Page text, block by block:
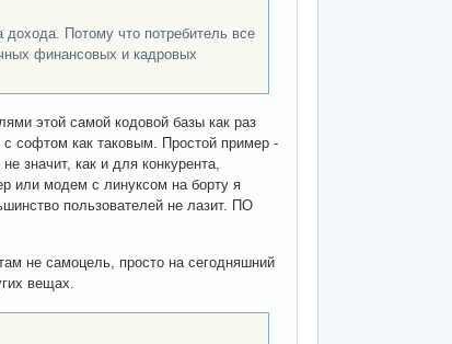
Потому что потребитель все
финансовых и кадровых
этой самой кодовой базы как раз
с софтом как таковым. Простой пример -
значит, как и для конкурента,
или модем с линуксом на борту я
пользователей не лазит. ПО
не самоцель, просто на сегодняшний
вещах.